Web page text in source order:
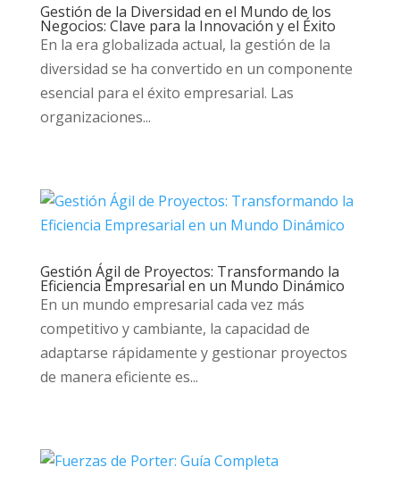
Gestión de la Diversidad en el Mundo de los
Negocios: Clave para la Innovación y el Éxito
En la era globalizada actual, la gestión de la
diversidad se ha convertido en un componente
esencial para el éxito empresarial. Las
organizaciones...
Gestión Ágil de Proyectos: Transformando la
Eficiencia Empresarial en un Mundo Dinámico
En un mundo empresarial cada vez más
competitivo y cambiante, la capacidad de
adaptarse rápidamente y gestionar proyectos
de manera eficiente es...